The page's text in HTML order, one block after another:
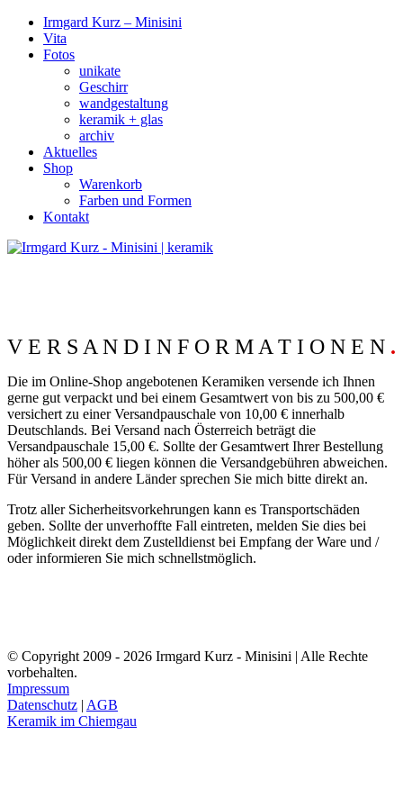
Irmgard Kurz – Minisini
Vita
Fotos
unikate
Geschirr
wandgestaltung
keramik + glas
archiv
Aktuelles
Shop
Warenkorb
Farben und Formen
Kontakt
V E R S A N D I N F O R M A T I O N E N .
Die im Online-Shop angebotenen Keramiken versende ich Ihnen
gerne gut verpackt und bei einem Gesamtwert von bis zu 500,00 €
versichert zu einer Versandpauschale von 10,00 € innerhalb
Deutschlands. Bei Versand nach Österreich beträgt die
Versandpauschale 15,00 €. Sollte der Gesamtwert Ihrer Bestellung
höher als 500,00 € liegen können die Versandgebühren abweichen.
Für Versand in andere Länder sprechen Sie mich bitte direkt an.
Trotz aller Sicherheitsvorkehrungen kann es Transportschäden
geben. Sollte der unverhoffte Fall eintreten, melden Sie dies bei
Möglichkeit direkt dem Zustelldienst bei Empfang der Ware und /
oder informieren Sie mich schnellstmöglich.
© Copyright 2009 - 2026 Irmgard Kurz - Minisini | Alle Rechte
vorbehalten.
Impressum
Datenschutz | AGB
Keramik im Chiemgau